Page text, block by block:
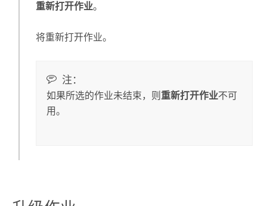
重新打开作业。
将重新打开作业。
注：
如果所选的作业未结束，则 重新打开作业不可
用。